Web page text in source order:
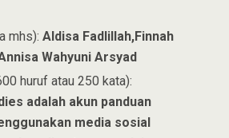
mhs):Aldisa Fadlillah,Finnah
Wahyuni Arsyad
huruf atau 250 kata):
adalah akun panduan
media sosial